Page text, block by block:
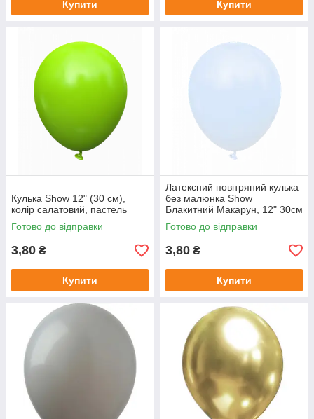
Купити Купити
Кулька Show 12" (30 см),
колір салатовий, пастель
Готово до відправки
3,80 ₴
Купити
Латексний повітряний кулька
без малюнка Show
Блакитний Макарун, 12" 30см
Готово до відправки
3,80 ₴
Купити